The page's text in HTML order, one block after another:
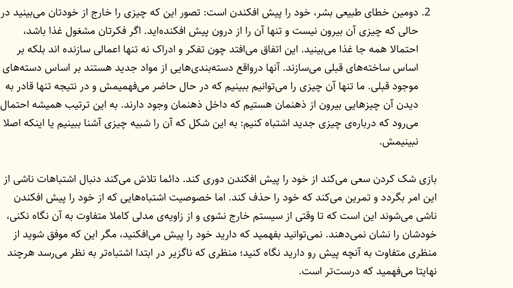
دومین خطای طبیعی بشر، خود را پیش افکندن است: تصور این که چیزی را خارج از خودتان می‌بینید در
حالی که چیزی آن بیرون نیست و تنها آن را از درون پیش افکنده‌اید. اگر فکرتان مشغول غذا باشد،
احتمالا همه جا غذا می‌بینید. این اتفاق می‌افتد چون تفکر و ادراک نه تنها اعمالی سازنده اند بلکه بر
اساس ساخته‌های قبلی می‌سازند. آنها درواقع دسته‌بندی‌هایی از مواد جدید هستند بر اساس دسته‌های
موجود قبلی. ما تنها آن چیزی را می‌توانیم ببینیم که در حال حاضر می‌فهمیمش و در نتیجه تنها قادر به
دیدن آن چیزهایی بیرون از ذهنمان هستیم که داخل ذهنمان وجود دارند. به این ترتیب همیشه احتمال
می‌رود که درباره‌ی چیزی جدید اشتباه کنیم: به این شکل که آن را شبیه چیزی آشنا ببینیم یا اینکه اصلا
نبینیمش.
بازی شک کردن سعی می‌کند از خود را پیش افکندن دوری کند. دائما تلاش می‌کند دنبال اشتباهات ناشی از
این امر بگردد و تمرین می‌کند که خود را حذف کند. اما خصوصیت اشتباه‌هایی که از خود را پیش افکندن
ناشی می‌شوند این است که تا وقتی از سیستم خارج نشوی و از زاویه‌ی مدلی کاملا متفاوت به آن نگاه نکنی،
خودشان را نشان نمی‌دهند. نمی‌توانید بفهمید که دارید خود را پیش می‌افکنید، مگر این که موفق شوید از
منظری متفاوت به آنچه پیش رو دارید نگاه کنید؛ منظری که ناگزیر در ابتدا اشتباه‌تر به نظر می‌رسد هرچند
نهایتا می‌فهمید که درست‌تر است.